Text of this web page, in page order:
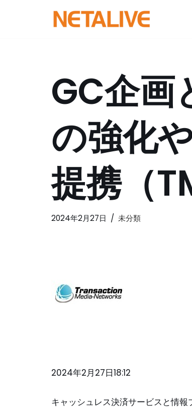
GC企画
の強化
提携（
2024年2月27日 未分類
2024年2月27日18:12
キャッシュレス決済サービスと情